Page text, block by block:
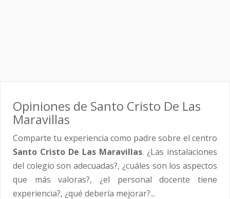
Opiniones de Santo Cristo De Las
Maravillas
Comparte tu experiencia como padre sobre el centro
Santo Cristo De Las Maravillas. ¿Las instalaciones
del colegio son adecuadas?, ¿cuáles son los aspectos
que más valoras?, ¿el personal docente tiene
experiencia?, ¿qué debería mejorar?...